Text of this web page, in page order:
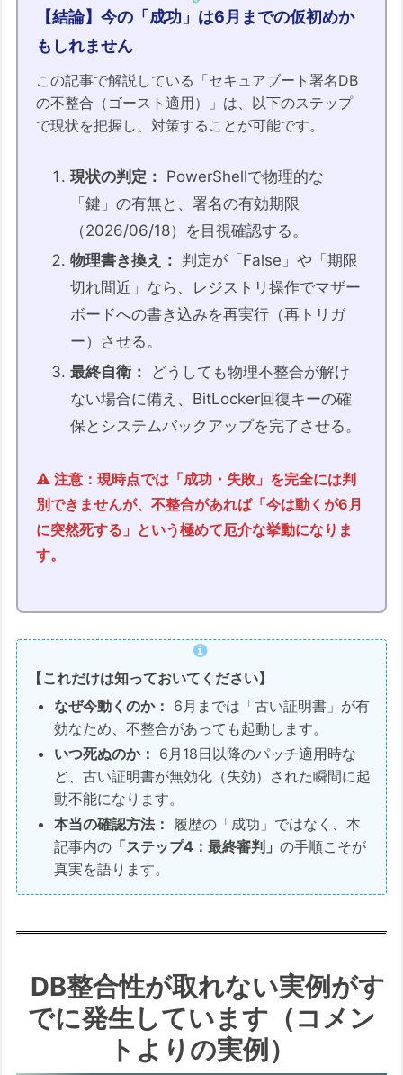
Q3. セキュアブートを「無効」に設定
すれば、この問題は解決しますか？
Q4. BIOS更新が何年も止まっている古
いPCや、2023年の鍵がどうしても入
らない場合は「詰み」ですか？
すぎて無理そうです。どうすればいい
ですか？
📚 この記事に出てくる専門用語
最後に：画面の「成功」ではなく、物理的な
「実態」を信じてください
「合格」の先にある、本当のゴール：
2026年を乗り越えるために
具体的な「次のステップ」
記事へのご質問やフィードバックについて
1. この記事の目的と役割
2. 筆者の関連経験・専門性
3. AIとの協働内容（調査・議論のポイン
この記事中の広告リンクについて
【結論】今の「成功」は6月までの仮初めか
もしれません
この記事で解説している「セキュアブート署名DB
の不整合（ゴースト適用）」は、以下のステップ
で現状を把握し、対策することが可能です。
現状の判定： PowerShellで物理的な
「鍵」の有無と、署名の有効期限
（2026/06/18）を目視確認する。
物理書き換え： 判定が「False」や「期限
切れ間近」なら、レジストリ操作でマザー
ボードへの書き込みを再実行（再トリガ
ー）させる。
最終自衛：
どうしても物理不整合が解け
ない場合に備え、BitLocker回復キーの確
保とシステムバックアップを完了させる。
⚠️ 注意：現時点では「成功・失敗」を完全には判
別できませんが、不整合があれば「今は動くが6月
に突然死する」という極めて厄介な挙動になりま
す。
【これだけは知っておいてください】
なぜ今動くのか： 6月までは「古い証明書」が有
効なため、不整合があっても起動します。
いつ死ぬのか： 6月18日以降のパッチ適用時な
ど、古い証明書が無効化（失効）された瞬間に起
動不能になります。
本当の確認方法： 履歴の「成功」ではなく、本
記事内の 「ステップ4：最終審判」の手順こそが
真実を語ります。
DB整合性が取れない実例がす
でに発生しています（コメン
トよりの実例）